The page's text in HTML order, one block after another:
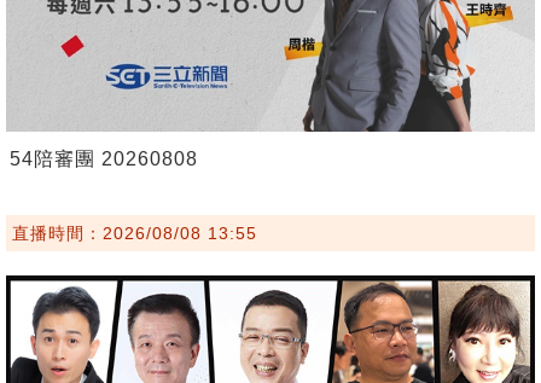
54陪審團 20260808
直播時間：2026/08/08 13:55